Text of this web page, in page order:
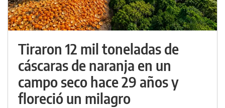
Tiraron 12 mil toneladas de
cáscaras de naranja en un
campo seco hace 29 años y
floreció un milagro